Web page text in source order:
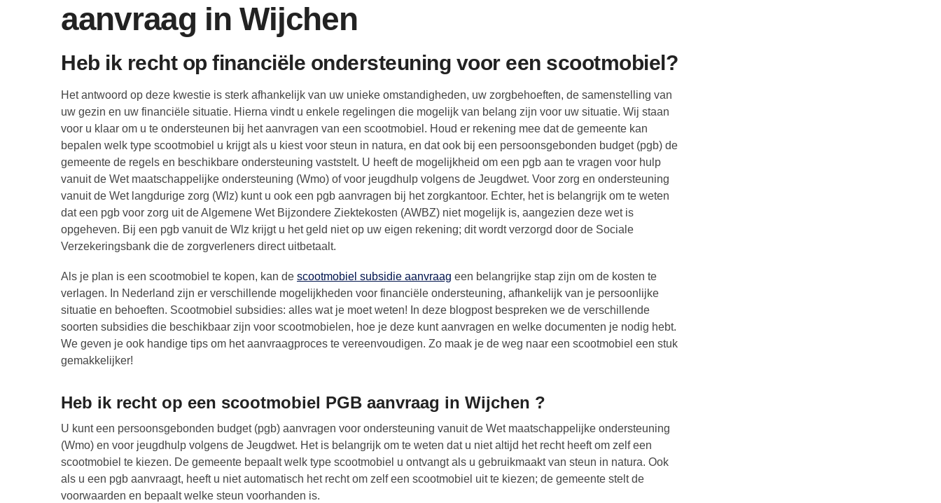
aanvraag in Wijchen
Heb ik recht op financiële ondersteuning voor een scootmobiel?
Het antwoord op deze kwestie is sterk afhankelijk van uw unieke omstandigheden, uw zorgbehoeften, de samenstelling van
uw gezin en uw financiële situatie. Hierna vindt u enkele regelingen die mogelijk van belang zijn voor uw situatie. Wij staan
voor u klaar om u te ondersteunen bij het aanvragen van een scootmobiel. Houd er rekening mee dat de gemeente kan
bepalen welk type scootmobiel u krijgt als u kiest voor steun in natura, en dat ook bij een persoonsgebonden budget (pgb) de
gemeente de regels en beschikbare ondersteuning vaststelt. U heeft de mogelijkheid om een pgb aan te vragen voor hulp
vanuit de Wet maatschappelijke ondersteuning (Wmo) of voor jeugdhulp volgens de Jeugdwet. Voor zorg en ondersteuning
vanuit de Wet langdurige zorg (Wlz) kunt u ook een pgb aanvragen bij het zorgkantoor. Echter, het is belangrijk om te weten
dat een pgb voor zorg uit de Algemene Wet Bijzondere Ziektekosten (AWBZ) niet mogelijk is, aangezien deze wet is
opgeheven. Bij een pgb vanuit de Wlz krijgt u het geld niet op uw eigen rekening; dit wordt verzorgd door de Sociale
Verzekeringsbank die de zorgverleners direct uitbetaalt.
Als je plan is een scootmobiel te kopen, kan de scootmobiel subsidie aanvraag een belangrijke stap zijn om de kosten te
verlagen. In Nederland zijn er verschillende mogelijkheden voor financiële ondersteuning, afhankelijk van je persoonlijke
situatie en behoeften. Scootmobiel subsidies: alles wat je moet weten! In deze blogpost bespreken we de verschillende
soorten subsidies die beschikbaar zijn voor scootmobielen, hoe je deze kunt aanvragen en welke documenten je nodig hebt.
We geven je ook handige tips om het aanvraagproces te vereenvoudigen. Zo maak je de weg naar een scootmobiel een stuk
gemakkelijker!
Heb ik recht op een scootmobiel PGB aanvraag in Wijchen ?
U kunt een persoonsgebonden budget (pgb) aanvragen voor ondersteuning vanuit de Wet maatschappelijke ondersteuning
(Wmo) en voor jeugdhulp volgens de Jeugdwet. Het is belangrijk om te weten dat u niet altijd het recht heeft om zelf een
scootmobiel te kiezen. De gemeente bepaalt welk type scootmobiel u ontvangt als u gebruikmaakt van steun in natura. Ook
als u een pgb aanvraagt, heeft u niet automatisch het recht om zelf een scootmobiel uit te kiezen; de gemeente stelt de
voorwaarden en bepaalt welke steun voorhanden is.